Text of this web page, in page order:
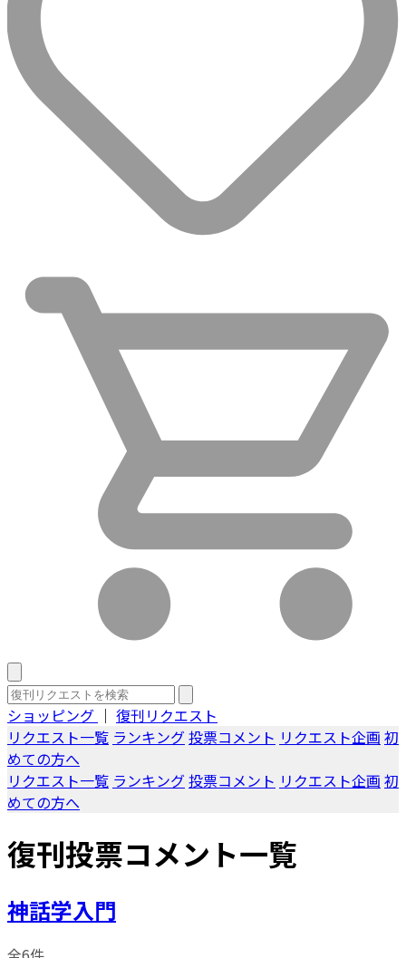
ショッピング ｜ 復刊リクエスト
リクエスト一覧 ランキング投票コメント リクエスト企画 初
めての方へ
リクエスト一覧 ランキング投票コメント リクエスト企画 初
めての方へ
復刊投票コメント一覧
神話学入門